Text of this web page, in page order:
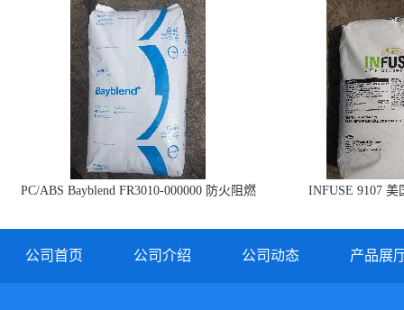
PC/ABS Bayblend FR3010-000000 防火阻燃
INFUSE 9107 美
公司首页 公司介绍 公司动态 产品展